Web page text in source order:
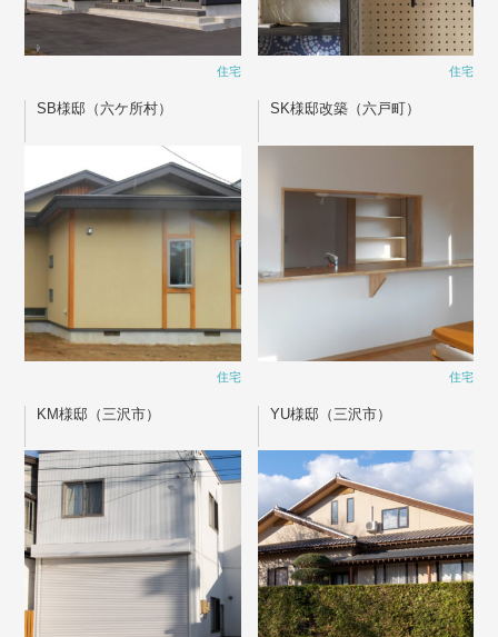
住宅 住宅
SB様邸（六ケ所村）
住宅
SK様邸改築（六戸町）
住宅
KM様邸（三沢市） YU様邸（三沢市）